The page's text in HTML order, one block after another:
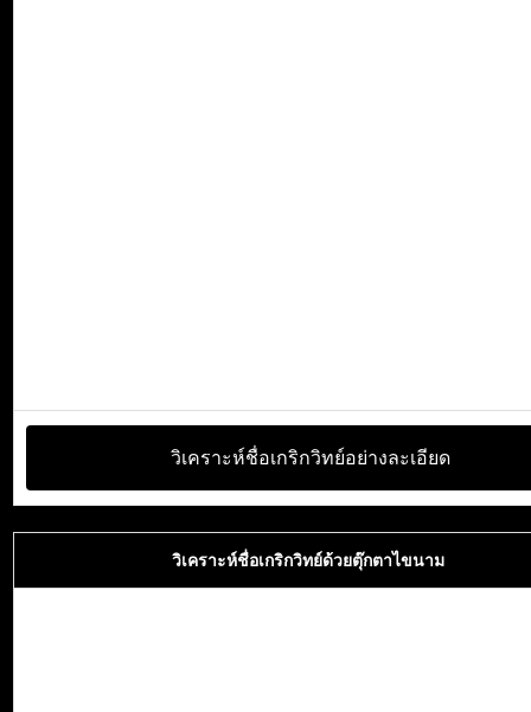
วิเคราะห์ชื่อเกริกวิทย์อย่างละเอียด
วิเคราะห์ชื่อเกริกวิทย์ด้วยตุ๊กตาไขนาม